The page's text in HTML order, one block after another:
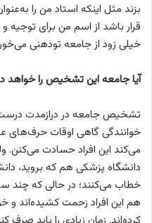
بزند مثل اینکه استاد من را
قرار باشد از اسم من برای
خیلی زود از جامعه تودهنی
آیا جامعه این تشخیص را خواهد
تشخیص جامعه در درازمدت
خوانندگی گاهی اوقات حرف‌های
می‌کند این افراد حسادت می‌کنن.
دانشگاه پزشکی هم که بروید،
خطاب می‌کنند؛ در حالی که چند
هم این افراد زحمت کشیده‌اند و